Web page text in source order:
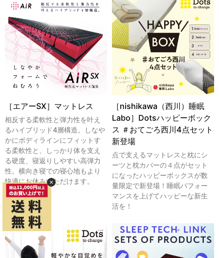
［エアーSX］マットレス
相反する柔軟性と弾力性を叶え
るハイブリッド4層構造。しなや
かにボディラインにフィットす
る柔軟性と、しっかり体を支え
る硬度、寝返りしやすい高弾力
性。横向き寝での寝心地もより
快適にお休みいただけます。
［nishikawa（西川）睡眠
Labo］Dotsハッピーボック
ス ＃おてごろ西川4点セット
新登場
点で支えるマットレスと枕にシ
ーツと枕カバーの４点がセット
になったハッピーボックスが数
量限定で新登場！睡眠パフォー
マンスを上げてハッピーな新生
活を！